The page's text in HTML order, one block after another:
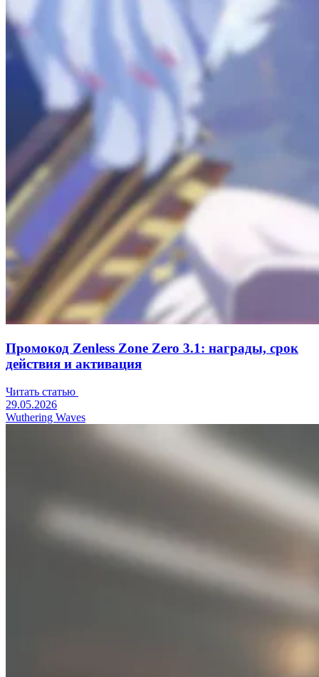
Промокод Zenless Zone Zero 3.1: награды, срок
действия и активация
Читать статью
29.05.2026
Wuthering Waves